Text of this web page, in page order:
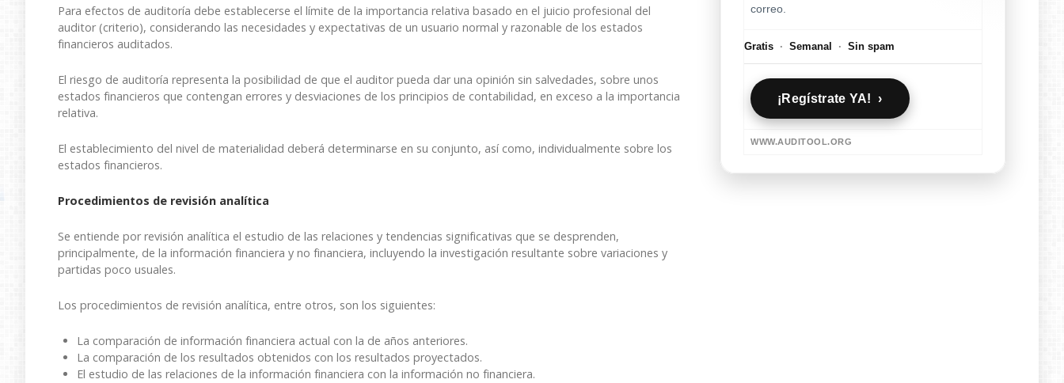
Para efectos de auditoría debe establecerse el límite de la importancia relativa basado en el juicio profesional del
auditor (criterio), considerando las necesidades y expectativas de un usuario normal y razonable de los estados
financieros auditados.
El riesgo de auditoría representa la posibilidad de que el auditor pueda dar una opinión sin salvedades, sobre unos
estados financieros que contengan errores y desviaciones de los principios de contabilidad, en exceso a la importancia
relativa.
El establecimiento del nivel de materialidad deberá determinarse en su conjunto, así como, individualmente sobre los
estados financieros.
Procedimientos de revisión analítica
Se entiende por revisión analítica el estudio de las relaciones y tendencias significativas que se desprenden,
principalmente, de la información financiera y no financiera, incluyendo la investigación resultante sobre variaciones y
partidas poco usuales.
Los procedimientos de revisión analítica, entre otros, son los siguientes:
La comparación de información financiera actual con la de años anteriores.
La comparación de los resultados obtenidos con los resultados proyectados.
El estudio de las relaciones de la información financiera con la información no financiera.
correo.
Gratis · Semanal · Sin spam
¡Regístrate YA! ›
WWW.AUDITOOL.ORG